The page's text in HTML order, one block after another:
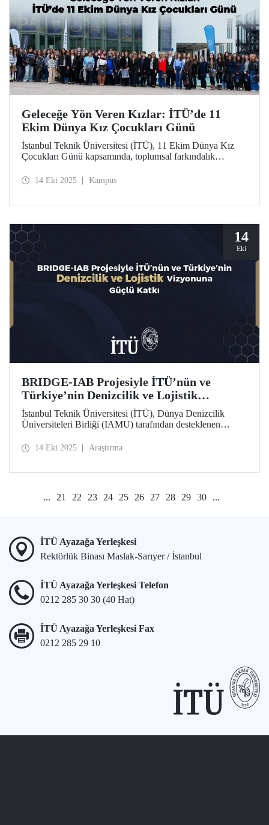
Geleceğe Yön Veren Kızlar: İTÜ’de 11
Ekim Dünya Kız Çocukları Günü
İstanbul Teknik Üniversitesi (İTÜ), 11 Ekim Dünya Kız
Çocukları Günü kapsamında, toplumsal farkındalık
mühendislik alanlarındaki yerini güçlendirmek amacıyla
14 Eki 2025 Kampüs
14
Eki
BRIDGE-IAB Projesiyle İTÜ’nün ve
Türkiye’nin Denizcilik ve Lojistik
Vizyonuna Güçlü Katkı
İstanbul Teknik Üniversitesi (İTÜ), Dünya Denizcilik
Üniversiteleri Birliği (IAMU) tarafından desteklenen
Global Excellence via Industrial Advisory Board
14 Eki 2025 Araştırma
... 21 22 23 24 25 26 27 28 29 30 ...
İTÜ Ayazağa Yerleşkesi
Rektörlük Binası Maslak-Sarıyer / İstanbul
İTÜ Ayazağa Yerleşkesi Telefon
0212 285 30 30 (40 Hat)
İTÜ Ayazağa Yerleşkesi Fax
0212 285 29 10